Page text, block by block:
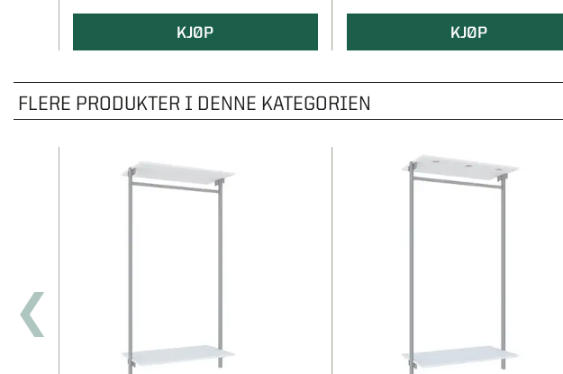
KJØP KJØP
FLERE PRODUKTER I DENNE KATEGORIEN